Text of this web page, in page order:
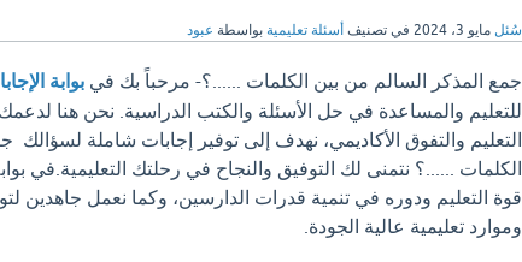
سُئل مايو 3، 2024 في تصنيف أسئلة تعليمية بواسطة عبود
جمع المذكر السالم من بين الكلمات ......؟- مرحباً بك في بوابة
للتعليم والمساعدة في حل الأسئلة والكتب الدراسية. نحن هنا
التعليم والتفوق الأكاديمي، نهدف إلى توفير إجابات شاملة لسؤالك
الكلمات ......؟ نتمنى لك التوفيق والنجاح في رحلتك التعليمية.في
قوة التعليم ودوره في تنمية قدرات الدارسين، وكما نعمل جاهدين
وموارد تعليمية عالية الجودة.